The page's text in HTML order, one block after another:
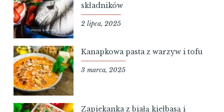
składników
2 lipca, 2025
Kanapkowa pasta z warzyw i tofu
3 marca, 2025
Zapiekanka z białą kiełbasą i